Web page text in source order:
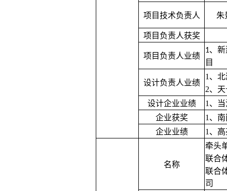
项目技术负责人 朱
项目负责人获奖
项目负责人业绩
1、
目
设计负责人业绩
1、 北
2、
设计企业业绩
1、
企业获奖
1、
企业业绩
1、
名称
牵头
联合
联合
司